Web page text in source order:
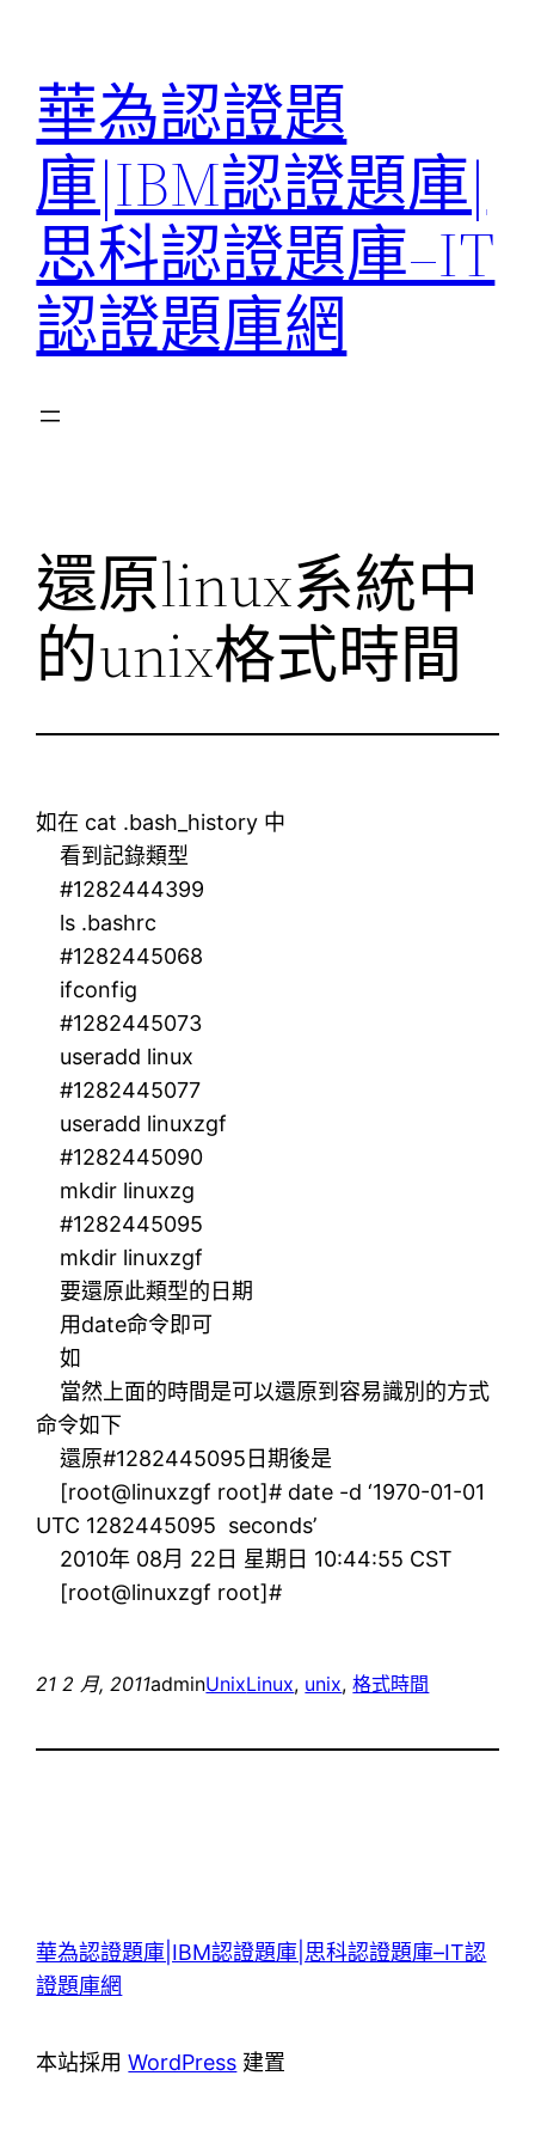
華為認證題
庫|IBM認證題庫|
思科認證題庫–IT
認證題庫網
還原linux系統中
的unix格式時間
如在 cat .bash_history 中
看到記錄類型
#1282444399
ls .bashrc
#1282445068
ifconfig
#1282445073
useradd linux
#1282445077
useradd linuxzgf
#1282445090
mkdir linuxzg
#1282445095
mkdir linuxzgf
要還原此類型的日期
用date命令即可
如
當然上面的時間是可以還原到容易識別的方式
命令如下
還原#1282445095日期後是
[root@linuxzgf root]# date -d ‘1970-01-01
UTC 1282445095 seconds’
2010年 08月 22日 星期日 10:44:55 CST
[root@linuxzgf root]#
21 2 月, 2011adminUnixLinux, unix, 格式時間
華為認證題庫|IBM認證題庫|思科認證題庫–IT認
證題庫網
本站採用WordPress 建置